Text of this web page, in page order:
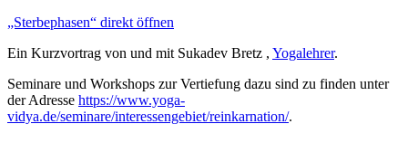
„Sterbephasen“ direkt öffnen
Ein Kurzvortrag von und mit Sukadev Bretz , Yogalehrer.
Seminare und Workshops zur Vertiefung dazu sind zu finden unter
der Adresse https://www.yoga-
vidya.de/seminare/interessengebiet/reinkarnation/.